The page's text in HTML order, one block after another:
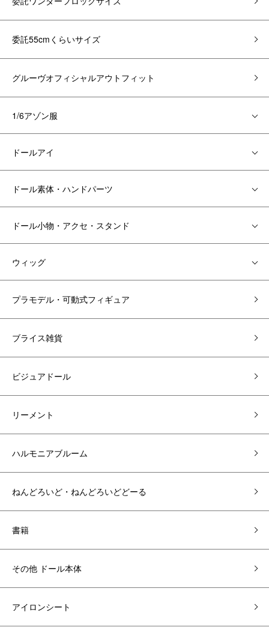
委託55cmくらいサイズ
グルーヴオフィシャルアウトフィット
1/6アゾン服
ドールアイ
ドール素体・ハンドパーツ
ドール小物・アクセ・スタンド
ウィッグ
プラモデル・可動式フィギュア
ブライス雑貨
ビジュアドール
リーメント
ハルモニアブルーム
ねんどろいど・ねんどろいどどーる
書籍
その他 ドール本体
アイロンシート